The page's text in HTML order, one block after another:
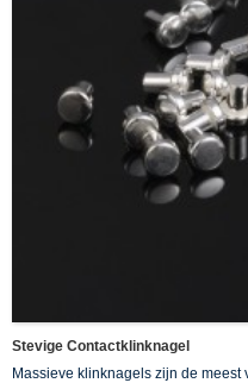
Stevige Contactklinknagel
Massieve klinknagels zijn de